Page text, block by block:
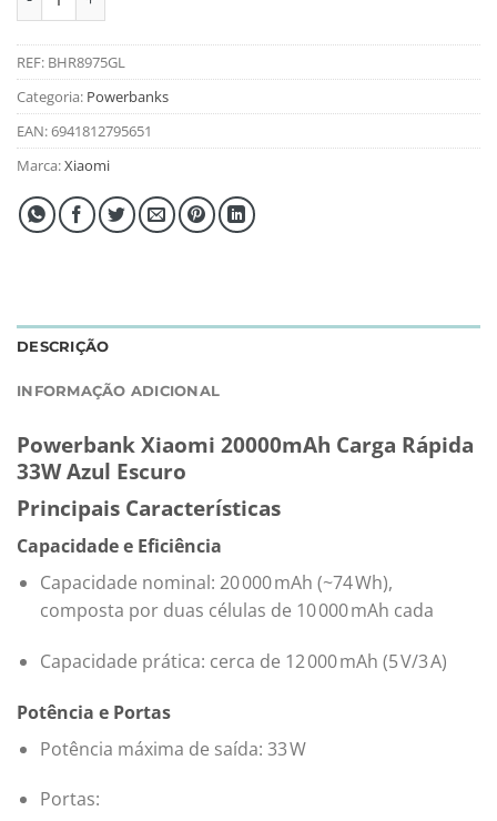
REF: BHR8975GL
Categoria: Powerbanks
EAN:6941812795651
Marca:Xiaomi
DESCRIÇÃO
INFORMAÇÃO ADICIONAL
Powerbank Xiaomi 20000mAh Carga Rápida
33W Azul Escuro
Principais Características
Capacidade e Eficiência
Capacidade nominal: 20 000 mAh (~74 Wh),
composta por duas células de 10 000 mAh cada
Capacidade prática: cerca de 12 000 mAh (5 V/3 A)
Potência e Portas
Potência máxima de saída: 33 W
Portas: